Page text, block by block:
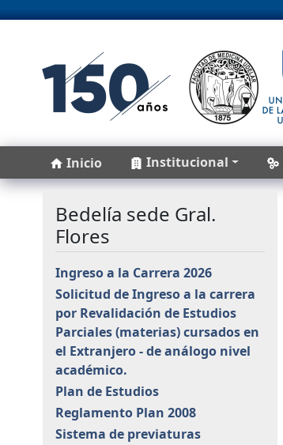
Main navigation
Inicio Institucional
Bedelía sede Gral.
Flores
Ingreso a la Carrera 2026
Solicitud de Ingreso a la carrera
por Revalidación de Estudios
Parciales (materias) cursados en
el Extranjero - de análogo nivel
académico.
Plan de Estudios
Reglamento Plan 2008
Sistema de previaturas